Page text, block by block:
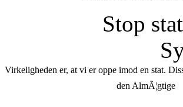
Stop
Virkeligheden er, at vi er oppe imod en stat.
den AlmÃ¦gtige